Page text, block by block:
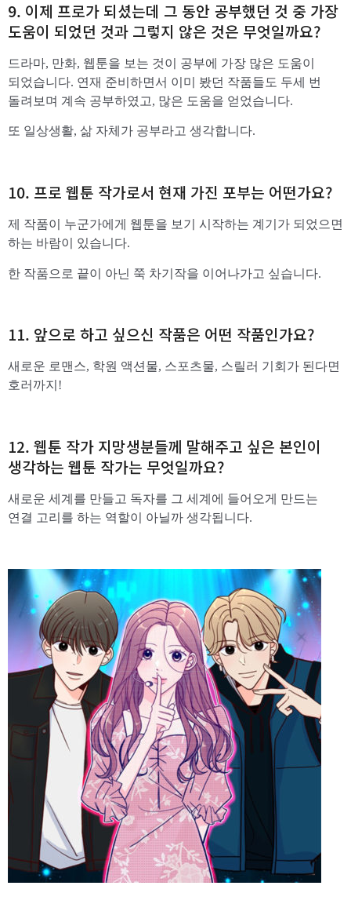
9. 이제 프로가 되셨는데 그 동안 공부했던 것 중 가장
도움이 되었던 것과 그렇지 않은 것은 무엇일까요?
드라마, 만화, 웹툰을 보는 것이 공부에 가장 많은 도움이
되었습니다. 연재 준비하면서 이미 봤던 작품들도 두세 번
돌려보며 계속 공부하였고, 많은 도움을 얻었습니다.
또 일상생활, 삶 자체가 공부라고 생각합니다.
10. 프로 웹툰 작가로서 현재 가진 포부는 어떤가요?
제 작품이 누군가에게 웹툰을 보기 시작하는 계기가 되었으면
하는 바람이 있습니다.
한 작품으로 끝이 아닌 쭉 차기작을 이어나가고 싶습니다.
11. 앞으로 하고 싶으신 작품은 어떤 작품인가요?
새로운 로맨스, 학원 액션물, 스포츠물, 스릴러 기회가 된다면
호러까지!
12. 웹툰 작가 지망생분들께 말해주고 싶은 본인이
생각하는 웹툰 작가는 무엇일까요?
새로운 세계를 만들고 독자를 그 세계에 들어오게 만드는
연결 고리를 하는 역할이 아닐까 생각됩니다.